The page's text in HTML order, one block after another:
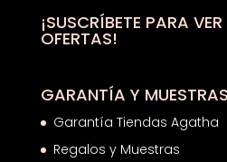
¡SUSCRÍBETE PARA
OFERTAS!
GARANTÍA Y MUESTRAS
Garantía Tiendas Agatha
Regalos y Muestras